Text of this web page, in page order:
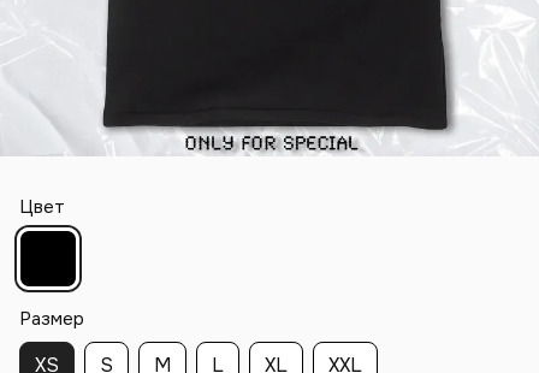
Цвет
Размер
XS S M L XL XXL